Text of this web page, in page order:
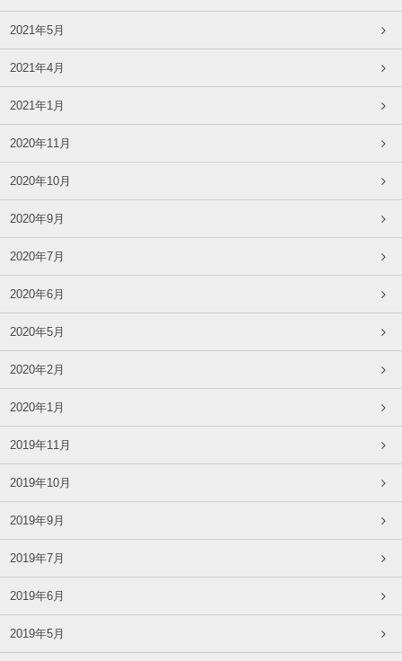
2021年5月
2021年4月
2021年1月
2020年11月
2020年10月
2020年9月
2020年7月
2020年6月
2020年5月
2020年2月
2020年1月
2019年11月
2019年10月
2019年9月
2019年7月
2019年6月
2019年5月